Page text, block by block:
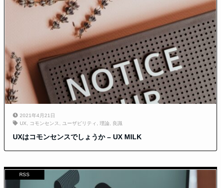
2021年4月21日
UX
コモンセンス ユーザビリティ 理論 良識
UXはコモンセンスでしょうか – UX MILK
RSS